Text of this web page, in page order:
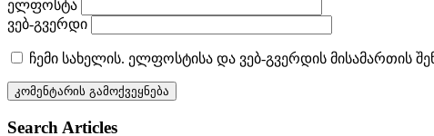
ელფოსტა
ვებ-გვერდი
ჩემი სახელის. ელფოსტისა და ვებ-გვერდის მისამართის
Search Articles